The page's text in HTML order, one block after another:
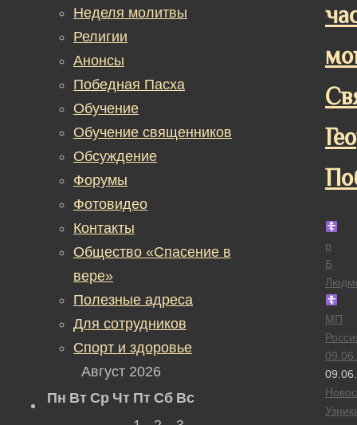
р
Б
МП
Неделя молитвы
Религии
Анонсы
Победная Пасха
Обучение
Обучение священников
Обсуждение
Форумы
Фотовидео
Контакты
Общество «Спасение в
вере»
Полезные адреса
Для сотрудников
Спорт и здоровье
Август 2026
Пн Вт Ср Чт Пт Сб Вс